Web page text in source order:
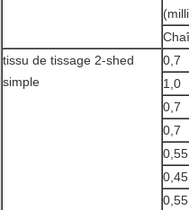
tissu de tissage 2-shed
simple
0,7
1,0
0,7
0,7
0,55
0,45
0,55